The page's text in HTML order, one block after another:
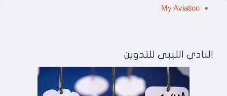
My Aviation
النادي الليبي للتدوين